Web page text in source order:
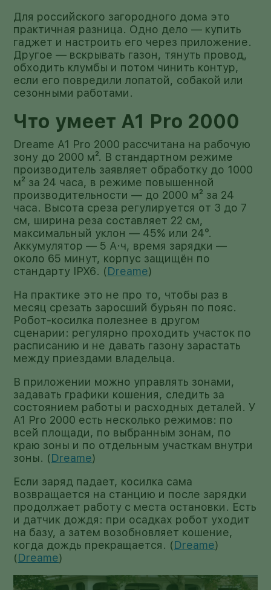
Для российского загородного дома это
практичная разница. Одно дело — купить
гаджет и настроить его через приложение.
Другое — вскрывать газон, тянуть провод,
обходить клумбы и потом чинить контур,
если его повредили лопатой, собакой или
сезонными работами.
Что умеет A1 Pro 2000
Dreame A1 Pro 2000 рассчитана на рабочую
зону до 2000 м². В стандартном режиме
производитель заявляет обработку до 1000
м² за 24 часа, в режиме повышенной
производительности — до 2000 м² за 24
часа. Высота среза регулируется от 3 до 7
см, ширина реза составляет 22 см,
максимальный уклон — 45% или 24°.
Аккумулятор — 5 А·ч, время зарядки —
около 65 минут, корпус защищён по
стандарту IPX6. (Dreame)
На практике это не про то, чтобы раз в
месяц срезать заросший бурьян по пояс.
Робот-косилка полезнее в другом
сценарии: регулярно проходить участок по
расписанию и не давать газону зарастать
между приездами владельца.
В приложении можно управлять зонами,
задавать графики кошения, следить за
состоянием работы и расходных деталей. У
A1 Pro 2000 есть несколько режимов: по
всей площади, по выбранным зонам, по
краю зоны и по отдельным участкам внутри
зоны. (Dreame)
Если заряд падает, косилка сама
возвращается на станцию и после зарядки
продолжает работу с места остановки. Есть
и датчик дождя: при осадках робот уходит
на базу, а затем возобновляет кошение,
когда дождь прекращается. (Dreame)
(Dreame)